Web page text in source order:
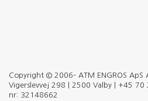
Copyright © 2006– ATM ENGROS ApS
Vigerslevvej 298 | 2500 Valby | +45
nr: 32148662